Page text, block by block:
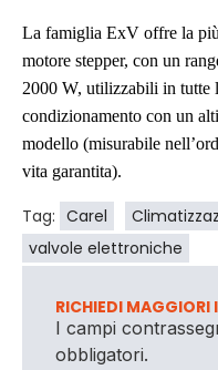
La famiglia ExV offre la
motore stepper, con un
2000 W, utilizzabili in tutte
condizionamento con un
modello (misurabile
vita garantita).
Tag: Carel
valvole elettroniche
RICHIEDI
I campi
obbligatori.